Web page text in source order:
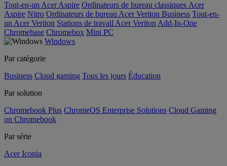
Tout-en-un Acer Aspire Ordinateurs de bureau classiques Acer
Aspire Nitro Ordinateurs de bureau Acer Veriton Business Tout-en-
un Acer Veriton Stations de travail Acer Veriton Add-In-One
Chromebase Chromebox Mini PC
Windows
Par catégorie
Business Cloud gaming Tous les jours Éducation
Par solution
Chromebook Plus ChromeOS Enterprise Solutions Cloud Gaming
on Chromebook
Par série
Acer Iconia